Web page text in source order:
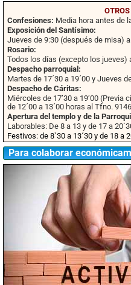
Confesiones: Media hora antes de
Exposición del Santísimo:
Jueves de 9:30 (después de misa)
Rosario:
Todos los días (excepto los jueves)
Despacho parroquial:
Martes de 17´30 a 19´00 y Jueves
Despacho de Cáritas:
Miércoles de 17’30 a 19’00
de 12´00 a 13´00 horas al Tfno.
Apertura del templo y de la
Laborables: De 8 a 13 y de 17 a
Festivos: de 8`30 a 13´30 y de 18 a
Para colaborar